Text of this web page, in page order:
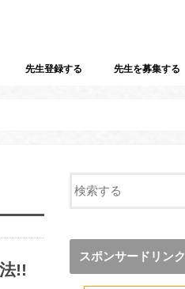
先生登録する 先生を募集する
!!
スポンサードリンク